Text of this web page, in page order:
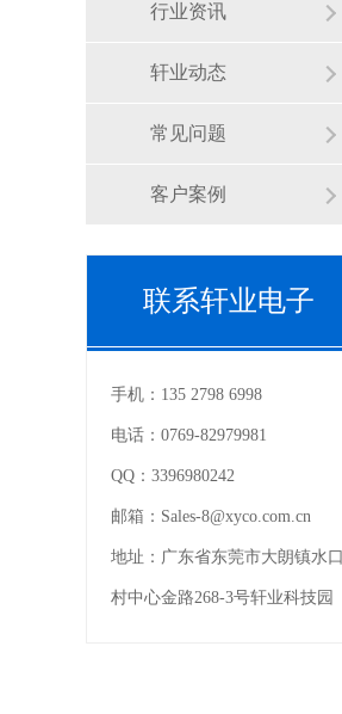
行业资讯
轩业动态
常见问题
客户案例
联系轩业电子
手机： 135 2798 6998
电话： 0769-82979981
QQ： 3396980242
邮箱： Sales-8@xyco.com.cn
地址： 广东省东莞市大朗镇水口
村中心金路268-3号轩业科技园